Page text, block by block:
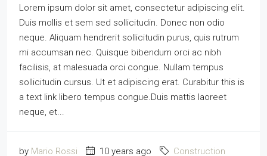
Lorem ipsum dolor sit amet, consectetur adipiscing elit.
Duis mollis et sem sed sollicitudin. Donec non odio
neque. Aliquam hendrerit sollicitudin purus, quis rutrum
mi accumsan nec. Quisque bibendum orci ac nibh
facilisis, at malesuada orci congue. Nullam tempus
sollicitudin cursus. Ut et adipiscing erat. Curabitur this is
a text link libero tempus congue.Duis mattis laoreet
neque, et...
by Mario Rossi 10 years ago
Construction